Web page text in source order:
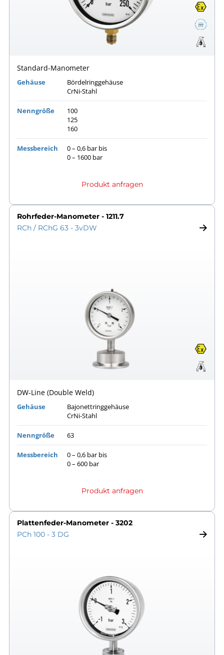
Standard-Manometer
Gehäuse
Bördelringgehäuse
CrNi-Stahl
Nenngröße
100
125
160
Messbereich
0 – 0,6 bar bis
0 – 1600 bar
Produkt anfragen
Rohrfeder-Manometer - 1211.7
RCh / RChG 63 - 3vDW
DW-Line (Double Weld)
Gehäuse
Bajonettringgehäuse
CrNi-Stahl
Nenngröße 63
Messbereich
0 – 0,6 bar bis
0 – 600 bar
Produkt anfragen
Plattenfeder-Manometer - 3202
PCh 100 - 3 DG